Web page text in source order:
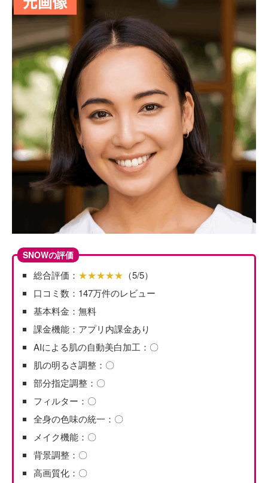
SNOWの評価
総合評価： ★★★★★ （5/5）
口コミ数：147万件のレビュー
基本料金：無料
課金機能：アプリ内課金あり
AIによる肌の自動美白加工：〇
肌の明るさ調整：〇
部分指定調整：〇
フィルター：〇
全身の色味の統一：〇
メイク機能：〇
背景調整：〇
高画質化：〇